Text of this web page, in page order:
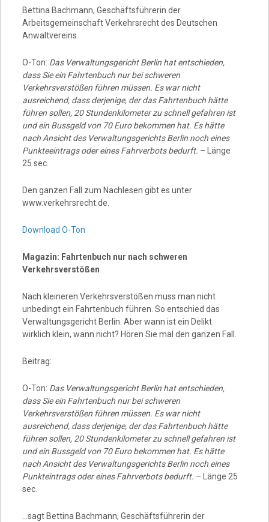
Bettina Bachmann, Geschäftsführerin der
Arbeitsgemeinschaft Verkehrsrecht des Deutschen
Anwaltvereins.
O-Ton: Das Verwaltungsgericht Berlin hat entschieden,
dass Sie ein Fahrtenbuch nur bei schweren
Verkehrsverstößen führen müssen. Es war nicht
ausreichend, dass derjenige, der das Fahrtenbuch hätte
führen sollen, 20 Stundenkilometer zu schnell gefahren ist
und ein Bussgeld von 70 Euro bekommen hat. Es hätte
nach Ansicht des Verwaltungsgerichts Berlin noch eines
Punkteeintrags oder eines Fahrverbots bedurft. – Länge
25 sec.
Den ganzen Fall zum Nachlesen gibt es unter
www.verkehrsrecht.de.
Download O-Ton
Magazin: Fahrtenbuch nur nach schweren
Verkehrsverstößen
Nach kleineren Verkehrsverstößen muss man nicht
unbedingt ein Fahrtenbuch führen. So entschied das
Verwaltungsgericht Berlin. Aber wann ist ein Delikt
wirklich klein, wann nicht? Hören Sie mal den ganzen Fall.
Beitrag:
O-Ton: Das Verwaltungsgericht Berlin hat entschieden,
dass Sie ein Fahrtenbuch nur bei schweren
Verkehrsverstößen führen müssen. Es war nicht
ausreichend, dass derjenige, der das Fahrtenbuch hätte
führen sollen, 20 Stundenkilometer zu schnell gefahren ist
und ein Bussgeld von 70 Euro bekommen hat. Es hätte
nach Ansicht des Verwaltungsgerichts Berlin noch eines
Punkteintrags oder eines Fahrverbots bedurft. – Länge 25
sec.
…sagt Bettina Bachmann, Geschäftsführerin der